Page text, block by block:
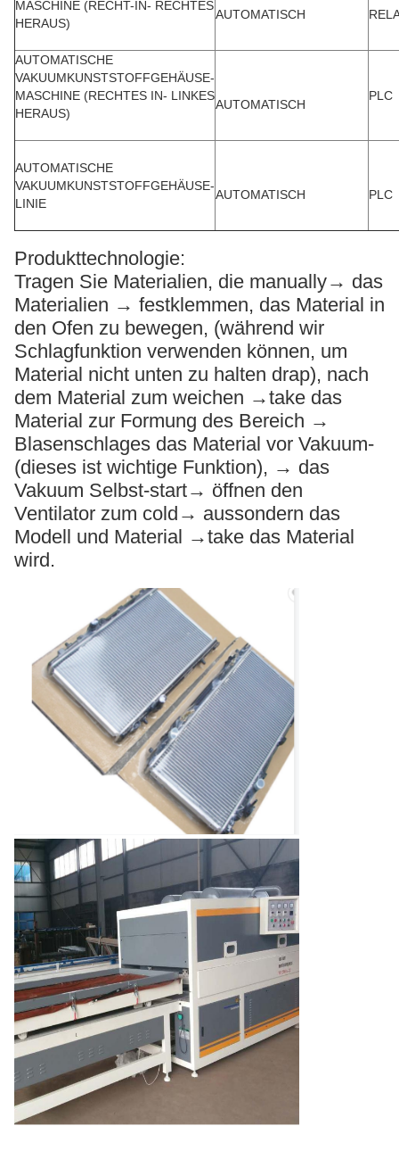
MASCHINE (RECHT-IN- RECHTES
HERAUS)
AUTOMATISCH
AUTOMATISCHE
VAKUUMKUNSTSTOFFGEHÄUSE-
MASCHINE (RECHTES IN- LINKES
HERAUS)
AUTOMATISCH
PLC
AUTOMATISCHE
VAKUUMKUNSTSTOFFGEHÄUSE-
LINIE
AUTOMATISCH PLC
Produkttechnologie:
Tragen Sie Materialien, die manually→ das
Materialien → festklemmen, das Material in
den Ofen zu bewegen, (während wir
Schlagfunktion verwenden können, um
Material nicht unten zu halten drap), nach
dem Material zum weichen →take das
Material zur Formung des Bereich →
Blasenschlages das Material vor Vakuum-
(dieses ist wichtige Funktion), → das
Vakuum Selbst-start→ öffnen den
Ventilator zum cold→ aussondern das
Modell und Material →take das Material
wird.